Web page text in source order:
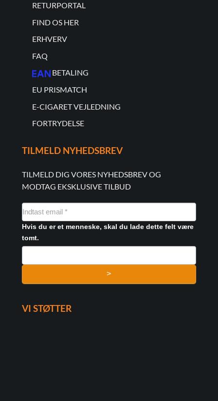
RETURPORTAL
FIND OS HER
ERHVERV
FAQ
BETALING
EU PRISMATCH
E-CIGARET VEJLEDNING
FORTRYDELSE
TILMELD NYHEDSBREV
TILMELD DIG VORES NYHEDSBREV OG
MODTAG EKSKLUSIVE TILBUD
NYHEDSMAIL
FORMULAR
Hvis du er et menneske, skal du lade dette felt være
tomt.
>
VI STØTTER